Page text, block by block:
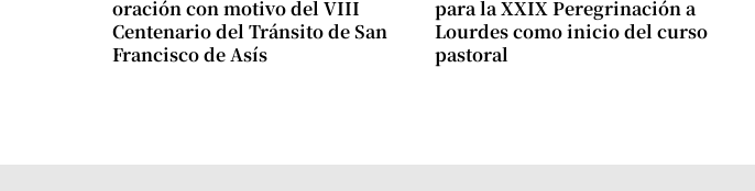
oración con motivo del VIII
Centenario del Tránsito de San
Francisco de Asís
para la XXIX Peregrinación a
Lourdes como inicio del curso
pastoral